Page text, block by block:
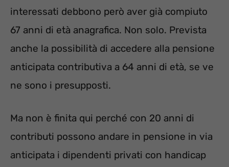
interessati debbono però aver già compiuto
67 anni di età anagrafica. Non solo. Prevista
anche la possibilità di accedere alla pensione
anticipata contributiva a 64 anni di età, se ve
ne sono i presupposti.
Ma non è finita qui perché con 20 anni di
contributi possono andare in pensione in via
anticipata i dipendenti privati con handicap